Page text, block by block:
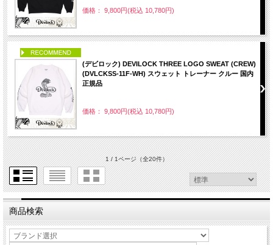
価格： 9,800円(税込 10,780円)
(デビロック) DEVILOCK THREE LOGO SWEAT (CREW)
(DVLCKSS-11F-WH) スウェット トレーナー クルー 国内
正規品
価格： 9,800円(税込 10,780円)
1 / 1ページ（全20件）
商品検索